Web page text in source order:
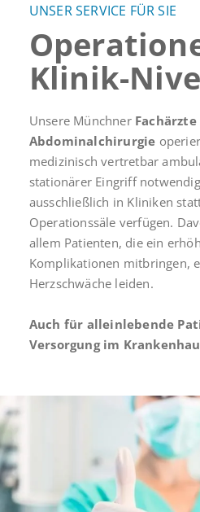
UNSER SERVICE FÜR SIE
Klinik-
Unsere Münchner
Abdominalchirurgie
medizinisch vertretbar
stationärer Eingriff
ausschließlich in Kliniken
Operationssäle verfügen.
allem Patienten, die ein
Komplikationen mitbringen,
Herzschwäche leiden.
Auch für alleinlebende
Versorgung im